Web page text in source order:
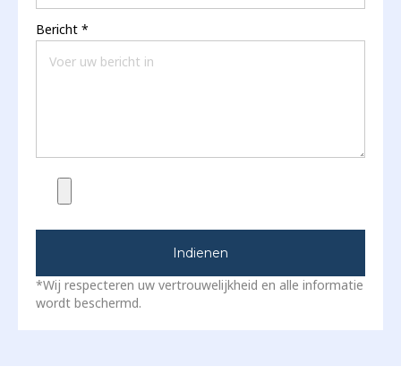
Bericht *
Indienen
*Wij respecteren uw vertrouwelijkheid en alle informatie
wordt beschermd.